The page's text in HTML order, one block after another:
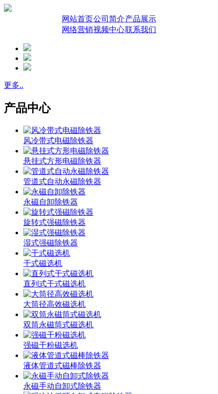
网站首页公司简介产品展示
网络营销视频中心联系我们
更多..
产品中心
风冷带式电磁除铁器
悬挂式方形电磁除铁器
管道式自动永磁除铁器
永磁自卸除铁器
旋转式强磁除铁器
湿式强磁除铁器
干式磁选机
直列式干式磁选机
大筒径高效磁选机
双筒永磁筒式磁选机
强磁干粉磁选机
液体管道式磁棒除铁器
永磁手动自卸式除铁器